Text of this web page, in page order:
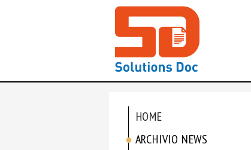
HOME
ARCHIVIO NEWS